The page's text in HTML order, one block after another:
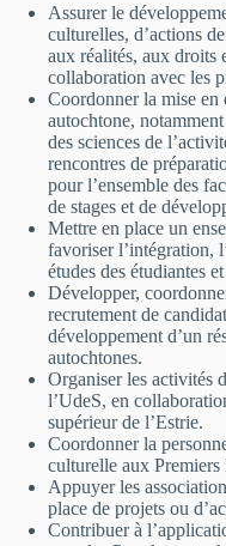
Assurer le
culturelles, d’actions
aux réalités, aux droits
collaboration avec les
Coordonner la mise en
autochtone,
des sciences de
rencontres de
pour l’ensemble des
de stages et de
Mettre en place un
favoriser l’intégration,
études des étudiantes
Développer,
recrutement de
développement d’un
autochtones.
Organiser les activités
l’UdeS, en
supérieur de l’Estrie.
Coordonner la
culturelle aux Premiers
Appuyer les
place de projets ou
Contribuer à